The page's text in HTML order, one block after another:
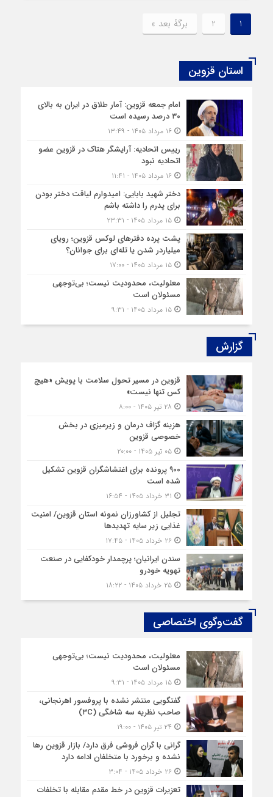
1
2 برگهٔ بعد »
استان قزوین
امام جمعه قزوین: آمار طلاق در ایران به بالای
۳۰ درصد رسیده است
۱۶ مرداد ۱۴۰۵ - ۱۳:۴۹
رییس اتحادیه: آرایشگر هتاک در قزوین عضو
اتحادیه نبود
۱۶ مرداد ۱۴۰۵ - ۱۱:۴۱
دختر شهید بابایی: امیدوارم لیاقت دختر بودن
برای پدرم را داشته باشم
۱۵ مرداد ۱۴۰۵ - ۲۳:۳۱
پشت پرده دفترهای لوکس قزوین؛ رویای
میلیاردر شدن یا تله‌ای برای جوانان؟
۱۵ مرداد ۱۴۰۵ - ۱۷:۰۰
معلولیت، محدودیت نیست؛ بی‌توجهی
مسئولان است
۱۵ مرداد ۱۴۰۵ - ۹:۳۱
گزارش‌
قزوین در مسیر تحول سلامت با پویش «هیچ‌
کس تنها نیست»
هزینه‌ گزاف درمان و زیرمیزی در بخش
خصوصی قزوین
۰۵ تیر ۱۴۰۵ - ۲۰:۰۰
۹۰۰ پرونده برای اغتشاشگران قزوین تشکیل
شده است
تجلیل از کشاورزان نمونه استان قزوین/ امنیت
غذایی زیر سایه تهدیدها
۲۶ خرداد ۱۴۰۵ - ۱۷:۴۵
سندن ایرانیان؛ پرچمدار خودکفایی در صنعت
تهویه خودرو
۲۵ خرداد ۱۴۰۵ - ۱۸:۲۲
گفت‌وگوی اختصاصی
معلولیت، محدودیت نیست؛ بی‌توجهی
مسئولان است
۱۵ مرداد ۱۴۰۵ - ۹:۳۱
گفتگویی منتشر نشده با پروفسور اهرنجانی،
صاحب نظریه سه‌ شاخگی (۳C)
گرانی با گران‌ فروشی فرق دارد/ بازار قزوین رها
نشده و برخورد با متخلفان ادامه دارد
۲۶ خرداد ۱۴۰۵ - ۳:۰۴
تعزیرات قزوین در خط مقدم مقابله با تخلفات